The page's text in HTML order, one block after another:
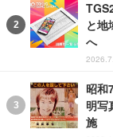
と地
へ
昭和
明写
施